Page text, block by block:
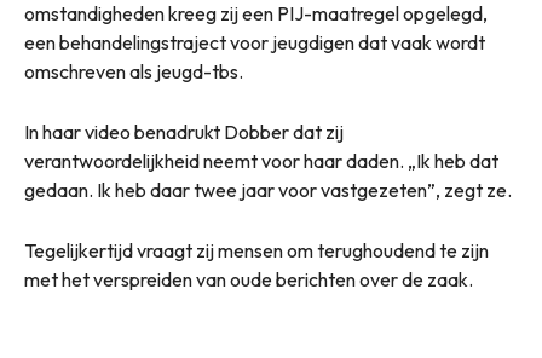
omstandigheden kreeg zij een PIJ-maatregel opgelegd,
een behandelingstraject voor jeugdigen dat vaak wordt
omschreven als jeugd-tbs.
In haar video benadrukt Dobber dat zij
verantwoordelijkheid neemt voor haar daden. „Ik heb dat
gedaan. Ik heb daar twee jaar voor vastgezeten”, zegt ze.
Tegelijkertijd vraagt zij mensen om terughoudend te zijn
met het verspreiden van oude berichten over de zaak.